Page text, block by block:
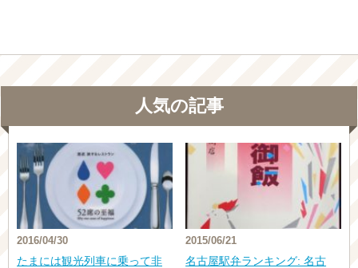
人気の記事
2016/04/30
たまには観光列車に乗って非
2015/06/21
名古屋駅弁ランキング: 名古